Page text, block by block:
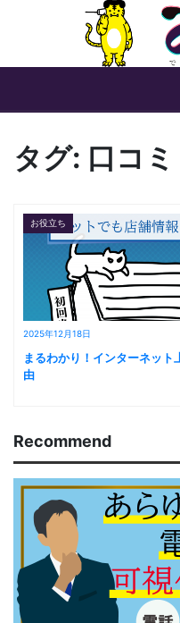
タグ: 口コミ
2025年12月18日
お役立ち
まるわかり！インターネッ
由
Recommend